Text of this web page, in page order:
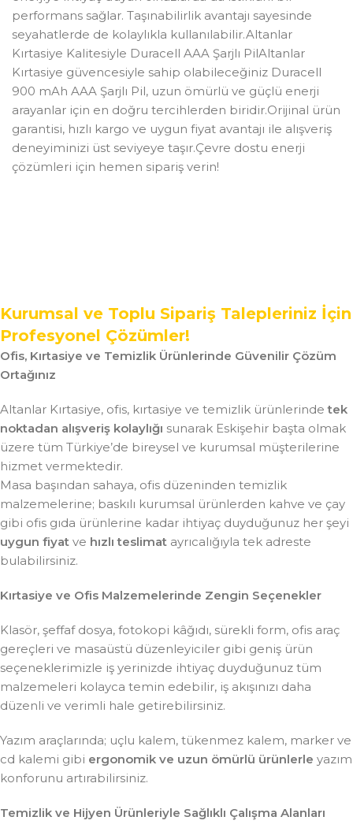
performans sağlar. Taşınabilirlik avantajı sayesinde
seyahatlerde de kolaylıkla kullanılabilir.Altanlar
Kırtasiye Kalitesiyle Duracell AAA Şarjlı PilAltanlar
Kırtasiye güvencesiyle sahip olabileceğiniz Duracell
900 mAh AAA Şarjlı Pil, uzun ömürlü ve güçlü enerji
arayanlar için en doğru tercihlerden biridir.Orijinal ürün
garantisi, hızlı kargo ve uygun fiyat avantajı ile alışveriş
deneyiminizi üst seviyeye taşır.Çevre dostu enerji
çözümleri için hemen sipariş verin!
Kurumsal ve Toplu Sipariş Talepleriniz İçin
Profesyonel Çözümler!
Ofis, Kırtasiye ve Temizlik Ürünlerinde Güvenilir Çözüm
Ortağınız
Altanlar Kırtasiye, ofis, kırtasiye ve temizlik ürünlerindetek
noktadan alışveriş kolaylığı sunarak Eskişehir başta olmak
üzere tüm Türkiye’de bireysel ve kurumsal müşterilerine
hizmet vermektedir.
Masa başından sahaya, ofis düzeninden temizlik
malzemelerine; baskılı kurumsal ürünlerden kahve ve çay
gibi ofis gıda ürünlerine kadar ihtiyaç duyduğunuz her şeyi
uygun fiyat ve hızlı teslimat ayrıcalığıyla tek adreste
bulabilirsiniz.
Kırtasiye ve Ofis Malzemelerinde Zengin Seçenekler
Klasör, şeffaf dosya, fotokopi kâğıdı, sürekli form, ofis araç
gereçleri ve masaüstü düzenleyiciler gibi geniş ürün
seçeneklerimizle iş yerinizde ihtiyaç duyduğunuz tüm
malzemeleri kolayca temin edebilir, iş akışınızı daha
düzenli ve verimli hale getirebilirsiniz.
Yazım araçlarında; uçlu kalem, tükenmez kalem, marker ve
cd kalemi gibi ergonomik ve uzun ömürlü ürünlerle yazım
konforunu artırabilirsiniz.
Temizlik ve Hijyen Ürünleriyle Sağlıklı Çalışma Alanları